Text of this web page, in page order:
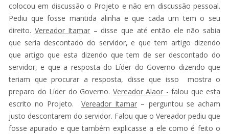
colocou em discussão o Projeto e não em discussão pessoal.
Pediu que fosse mantida alinha e que cada um tem o seu
direito. Vereador Itamar – disse que até então ele não sabia
que seria descontado do servidor, e que tem artigo dizendo
que artigo que esta dizendo que tem de ser descontado do
servidor, e que a resposta do Líder do Governo dizendo que
teriam que procurar a resposta, disse que isso mostra o
preparo do Líder do Governo. Vereador Alaor - falou que esta
escrito no Projeto. Vereador Itamar – perguntou se acham
justo descontarem do servidor. Falou que o Vereador pediu que
fosse apurado e que também explicasse a ele como é feito o